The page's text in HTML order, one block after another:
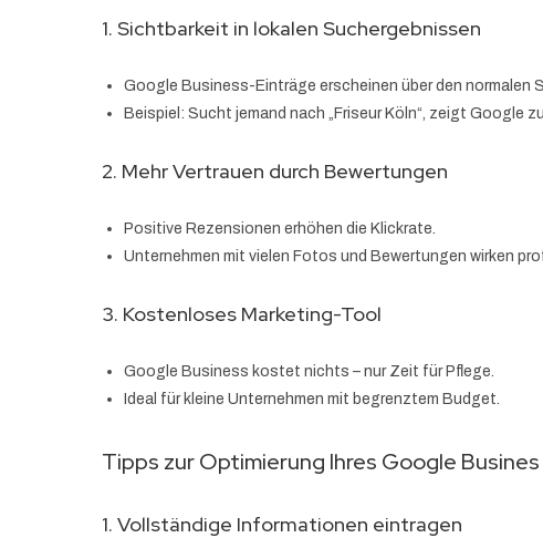
1. Sichtbarkeit in lokalen Suchergebnissen
Google Business-Einträge erscheinen über den normalen
Beispiel: Sucht jemand nach „Friseur Köln“, zeigt Google
2. Mehr Vertrauen durch Bewertungen
Positive Rezensionen erhöhen die Klickrate.
Unternehmen mit vielen Fotos und Bewertungen wirken
3. Kostenloses Marketing-Tool
Google Business kostet nichts – nur Zeit für Pflege.
Ideal für kleine Unternehmen mit begrenztem Budget.
Tipps zur Optimierung Ihres Google Busines
1. Vollständige Informationen eintragen